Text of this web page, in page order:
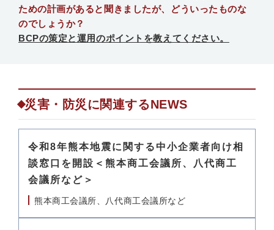
ための計画があると聞きましたが、どういったものな
のでしょうか？
BCPの策定と運用のポイントを教えてください。
災害・防災に関連するNEWS
令和8年熊本地震に関する中小企業者向け相
談窓口を開設＜熊本商工会議所、八代商工
会議所など＞
熊本商工会議所、八代商工会議所など